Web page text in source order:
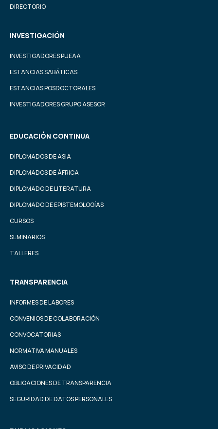
DIRECTORIO
INVESTIGACIÓN
INVESTIGADORES PUEAA
ESTANCIAS SABÁTICAS
ESTANCIAS POSDOCTORALES
INVESTIGADORES GRUPO ASESOR
EDUCACIÓN CONTINUA
DIPLOMADOS DE ASIA
DIPLOMADOS DE ÁFRICA
DIPLOMADO DE LITERATURA
DIPLOMADO DE EPISTEMOLOGÍAS
CURSOS
SEMINARIOS
TALLERES
TRANSPARENCIA
INFORMES DE LABORES
CONVENIOS DE COLABORACIÓN
CONVOCATORIAS
NORMATIVA MANUALES
AVISO DE PRIVACIDAD
OBLIGACIONES DE TRANSPARENCIA
SEGURIDAD DE DATOS PERSONALES